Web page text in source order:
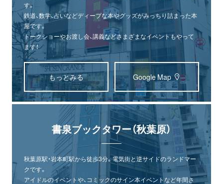
す。
鉄道、数学、占いなどディープな本やグッズがみっちり詰まった本
屋です。
トークショーやお渡し会、講義などさまざまなイベントもやって
ます！
もっとみる Google Map
書泉ブックタワー（秋葉原）
秋葉原駅・岩本町駅から徒歩3分。電気街と逆サイドのランドマー
クです。
アイドルのイベントや、コミックのサイン本イベントなど年間さ